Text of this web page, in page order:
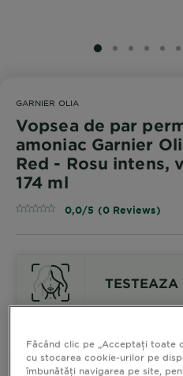
SLIDE 1
SLIDE 2
SLIDE 3
GARNIER OLIA
Vopsea de par
amoniac Garnier
Red - Rosu intens,
174 ml
0,0/5 (0 Reviews)
TESTEAZA
Vopsea de par
Făcând clic pe „Acceptați toate
cu stocarea cookie-urilor pe
îmbunătăți navigarea pe site,